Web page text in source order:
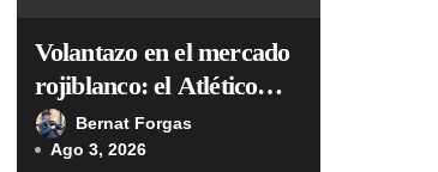
Volantazo en el mercado
rojiblanco: el Atlético
sigue la pista de Grealish
Bernat Forgas
Ago 3, 2026